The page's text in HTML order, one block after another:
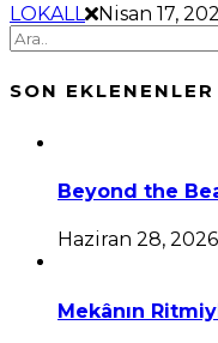
LOKALL Nisan 17,
SON EKLENENLER
Beyond the
Haziran 28, 2026
Mekânın